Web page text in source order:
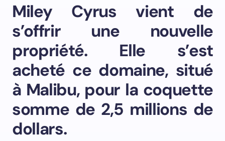
Miley Cyrus vient de
s’offrir une nouvelle
propriété. Elle s’est
acheté ce domaine, situé
à Malibu, pour la coquette
somme de 2,5 millions de
dollars.